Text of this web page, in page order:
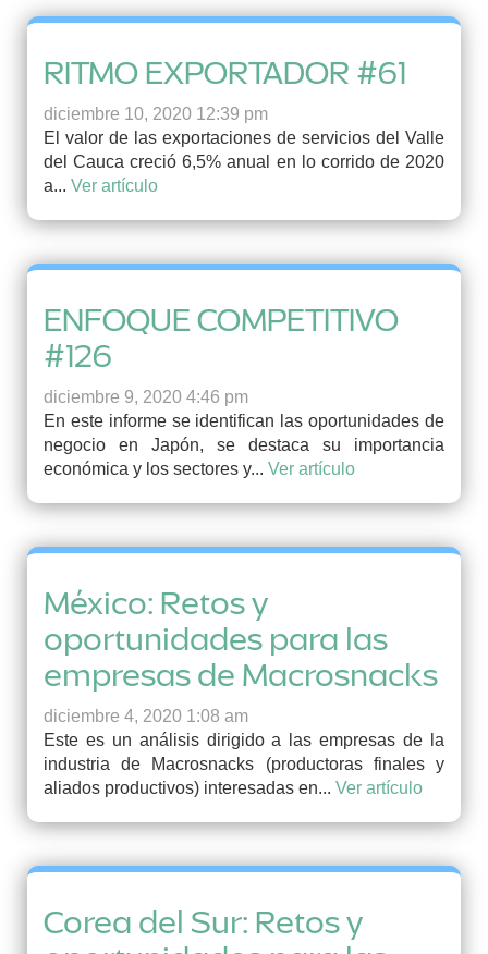
RITMO EXPORTADOR #61
diciembre 10, 2020 12:39 pm
El valor de las exportaciones de servicios del Valle
del Cauca creció 6,5% anual en lo corrido de 2020
a... Ver artículo
ENFOQUE COMPETITIVO
#126
diciembre 9, 2020 4:46 pm
En este informe se identifican las oportunidades de
negocio en Japón, se destaca su importancia
económica y los sectores y... Ver artículo
México: Retos y
oportunidades para las
empresas de Macrosnacks
diciembre 4, 2020 1:08 am
Este es un análisis dirigido a las empresas de la
industria de Macrosnacks (productoras finales y
aliados productivos) interesadas en... Ver artículo
Corea del Sur: Retos y